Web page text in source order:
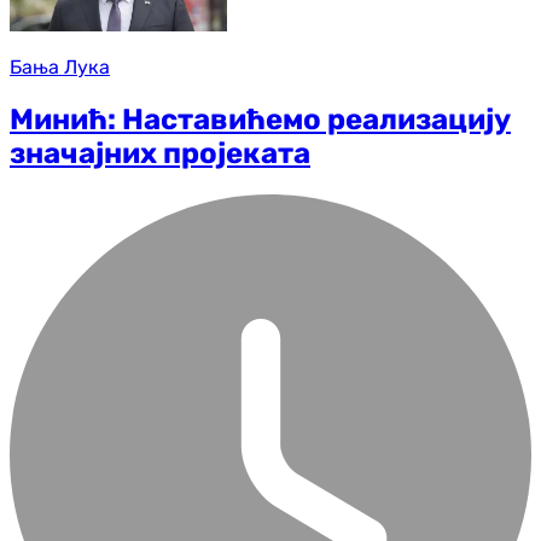
Бања Лука
Минић: Наставићемо реализацију
значајних пројеката